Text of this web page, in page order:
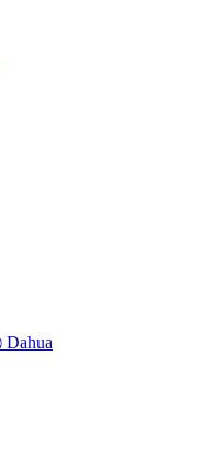
פתיחת קריאת שירות מצלמות Dahua